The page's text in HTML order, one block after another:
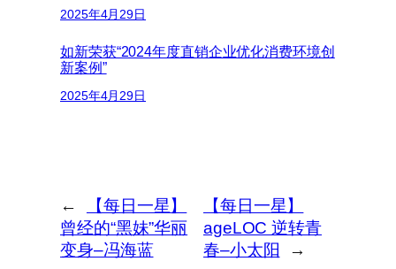
2025年4月29日
如新荣获“2024年度直销企业优化消费环境创
新案例”
2025年4月29日
←
【每日一星】
曾经的“黑妹”华丽
变身–冯海蓝
【每日一星】
ageLOC 逆转青
春–小太阳
→